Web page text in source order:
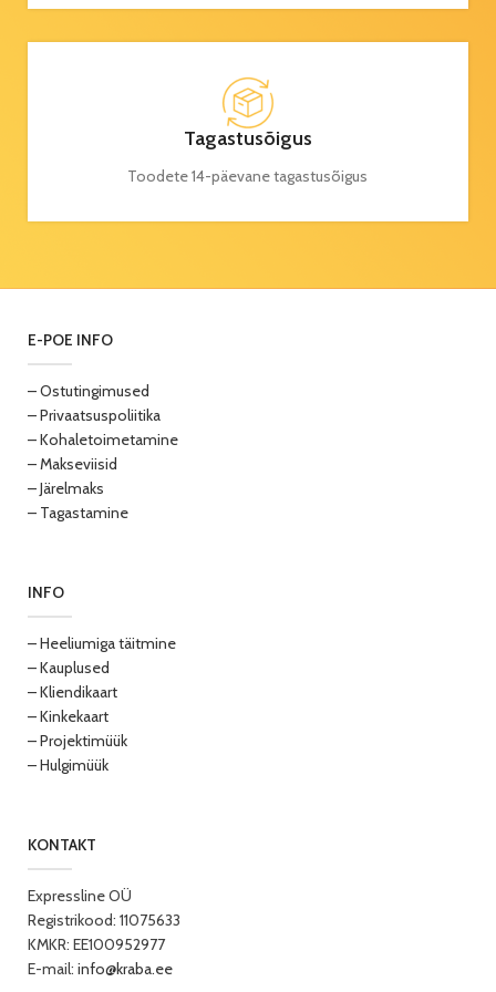
Tagastusõigus
Toodete 14-päevane tagastusõigus
E-POE INFO
– Ostutingimused
– Privaatsuspoliitika
– Kohaletoimetamine
– Makseviisid
– Järelmaks
– Tagastamine
INFO
– Heeliumiga täitmine
– Kauplused
– Kliendikaart
– Kinkekaart
– Projektimüük
– Hulgimüük
KONTAKT
Expressline OÜ
Registrikood: 11075633
KMKR: EE100952977
E-mail: info@kraba.ee